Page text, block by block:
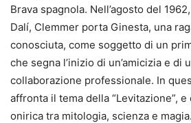
Brava spagnola. Nell’agosto del
Dalí, Clemmer porta Ginesta, una
conosciuta, come soggetto di un
che segna l’inizio di un’amicizia e di
collaborazione professionale. In
affronta il tema della “Levitazione”,
onirica tra mitologia, scienza e